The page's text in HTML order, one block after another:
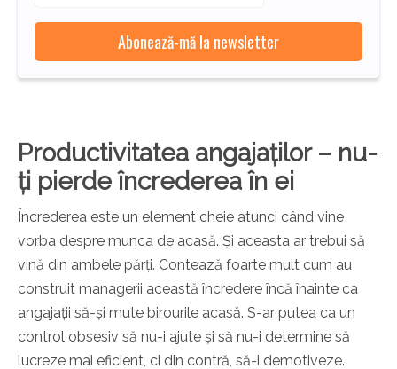
Productivitatea angajaților – nu-
ți pierde încrederea în ei
Încrederea este un element cheie atunci când vine
vorba despre munca de acasă. Și aceasta ar trebui să
vină din ambele părți. Contează foarte mult cum au
construit managerii această încredere încă înainte ca
angajații să-și mute birourile acasă. S-ar putea ca un
control obsesiv să nu-i ajute și să nu-i determine să
lucreze mai eficient, ci din contră, să-i demotiveze.